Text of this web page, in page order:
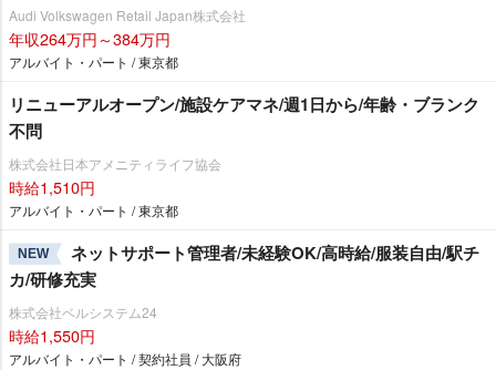
Audi Volkswagen Retail Japan株式会社
年収264万円～384万円
アルバイト・パート / 東京都
リニューアルオープン/施設ケアマネ/週1日から/年齢・ブランク
不問
株式会社日本アメニティライフ協会
時給1,510円
アルバイト・パート / 東京都
NEW
ネットサポート管理者/未経験OK/高時給/服装自由/駅チ
カ/研修充実
株式会社ベルシステム24
時給1,550円
アルバイト・パート / 契約社員 / 大阪府